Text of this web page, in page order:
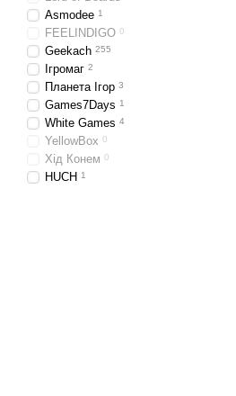
Asmodee 1
FEELINDIGO 0
Geekach 255
Ігромаг 2
Планета Ігор 3
Games7Days 1
White Games 4
YellowBox 0
Хід Конем 0
HUCH 1